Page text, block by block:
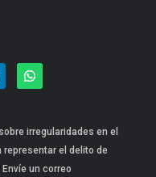
irregularidades en el
el delito de
un correo